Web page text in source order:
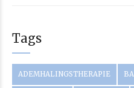
Tags
ADEMHALINGSTHERAPIE